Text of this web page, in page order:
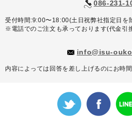
086-231-
受付時間:9:00〜18:00(土日祝弊社指定日を
※電話でのご注文も承っております(代金引
info@isu-
内容によっては回答を差し上げるのにお時